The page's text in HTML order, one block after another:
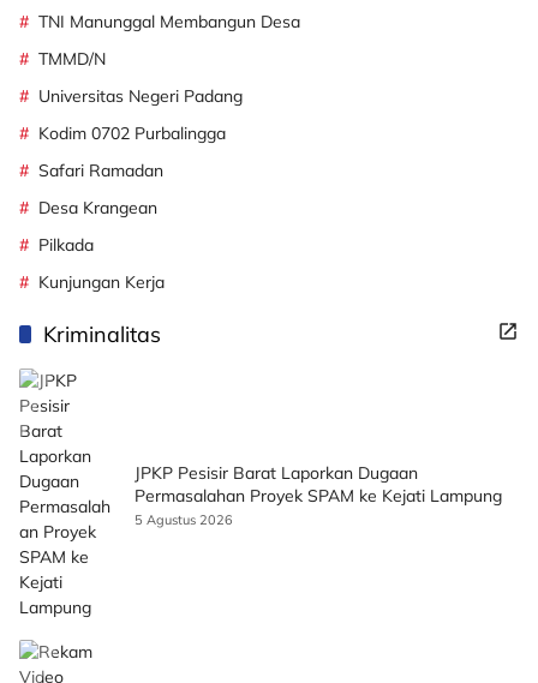
TNI Manunggal Membangun Desa
TMMD/N
Universitas Negeri Padang
Kodim 0702 Purbalingga
Safari Ramadan
Desa Krangean
Pilkada
Kunjungan Kerja
Kriminalitas
JPKP Pesisir Barat Laporkan Dugaan
Permasalahan Proyek SPAM ke Kejati Lampung
5 Agustus 2026